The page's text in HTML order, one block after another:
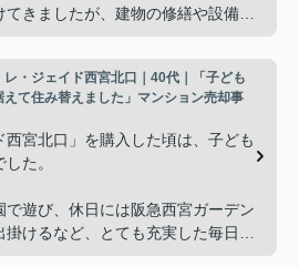
担も考え、夫婦二人にちょうど良い
ステートさんへ相談すると、「パ
口」の査定だけでなく、住み替え
ールや資金計画まで丁寧にサポート
た。
西宮北口駅へのアクセス、阪急西宮
療機関や買い物施設など、将来も安
きましたが、建物の修繕や設備更
れぞれ別の仕事に就いており、
の管理を任せるのは難しいかもし
ようになりました。
エステートさんへ相談すると、収益
レ・ジェイド西宮北口｜40代｜「子ども
て住み替えました」マンション売却事
西宮北口」を購入した頃は、子ども
た。
で遊び、休日には阪急西宮ガーデン
掛けるなど、とても充実した毎日を